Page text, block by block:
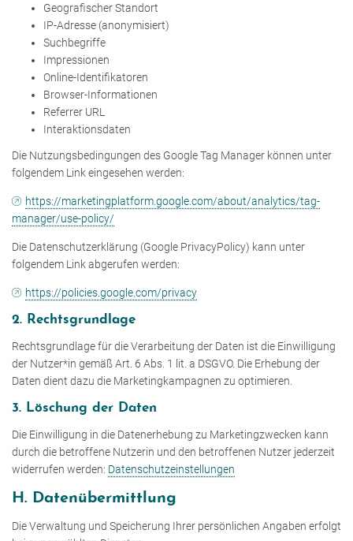
Geografischer Standort
IP-Adresse (anonymisiert)
Suchbegriffe
Impressionen
Online-Identifikatoren
Browser-Informationen
Referrer URL
Interaktionsdaten
Die Nutzungsbedingungen des Google Tag Manager können unter
folgendem Link eingesehen werden:
https://marketingplatform.google.com/about/analytics/tag-
manager/use-policy/
Die Datenschutzerklärung (Google PrivacyPolicy) kann unter
folgendem Link abgerufen werden:
https://policies.google.com/privacy
2. Rechtsgrundlage
Rechtsgrundlage für die Verarbeitung der Daten ist die Einwilligung
der Nutzer*in gemäß Art. 6 Abs. 1 lit. a DSGVO. Die Erhebung der
Daten dient dazu die Marketingkampagnen zu optimieren.
3. Löschung der Daten
Die Einwilligung in die Datenerhebung zu Marketingzwecken kann
durch die betroffene Nutzerin und den betroffenen Nutzer jederzeit
widerrufen werden: Datenschutzeinstellungen
H. Datenübermittlung
Die Verwaltung und Speicherung Ihrer persönlichen Angaben erfolgt